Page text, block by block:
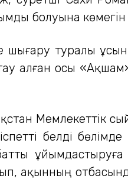
болуына көмегін
шығару туралы
алған осы
Мемлекеттік
белді
ақынның